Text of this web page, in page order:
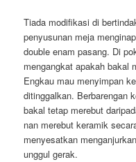
Tiada modifikasi di
penyusunan meja
double enam pasang. Di
mengangkat apakah bakal
Engkau mau menyimpan
ditinggalkan. Berbarengan
bakal tetap merebut
nan merebut keramik
menyesatkan
unggul gerak.